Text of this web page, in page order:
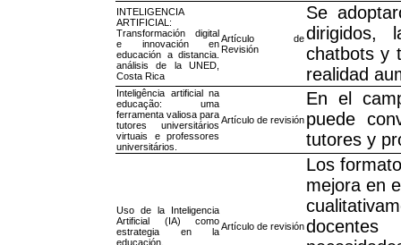
INTELIGENCIA
ARTIFICIAL:
Transformación digital
e innovación en
educación a distancia.
análisis de la UNED,
Costa Rica
Artículo de
Revisión
Se
dirigidos,
chatbots y
realidad
Inteligência artificial na
educação: uma
ferramenta valiosa para
tutores universitários
virtuais e professores
universitários.
Artículo de revisión
En el
puede
tutores y
Uso de la Inteligencia
Artificial (IA) como
estrategia en la
educación.
Artículo de revisión
Los
mejora en